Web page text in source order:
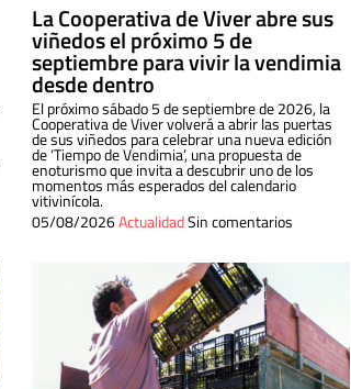
La Cooperativa de Viver abre sus
viñedos el próximo 5 de
septiembre para vivir la vendimia
desde dentro
El próximo sábado 5 de septiembre de 2026, la
Cooperativa de Viver volverá a abrir las puertas
de sus viñedos para celebrar una nueva edición
de ‘Tiempo de Vendimia’, una propuesta de
enoturismo que invita a descubrir uno de los
momentos más esperados del calendario
vitivinícola.
05/08/2026ActualidadSin comentarios